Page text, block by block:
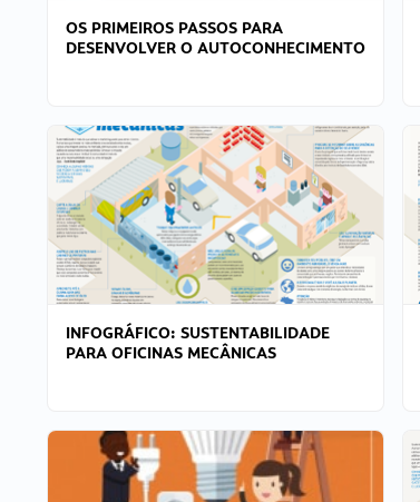
OS PRIMEIROS PASSOS PARA
DESENVOLVER O AUTOCONHECIMENTO
INFOGRÁFICO: SUSTENTABILIDADE
PARA OFICINAS MECÂNICAS